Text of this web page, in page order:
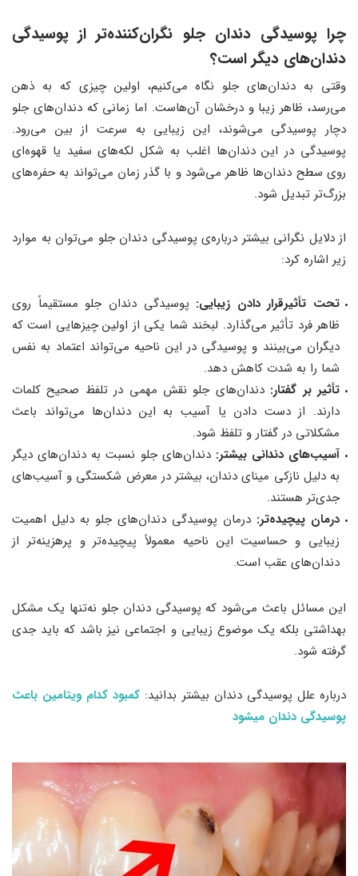
چرا پوسیدگی دندان جلو نگران‌کننده‌تر از پوسیدگی
دندان‌های دیگر است؟
وقتی به دندان‌های جلو نگاه می‌کنیم، اولین چیزی که به ذهن
می‌رسد، ظاهر زیبا و درخشان آن‌هاست. اما زمانی که دندان‌های جلو
دچار پوسیدگی می‌شوند، این زیبایی به سرعت از بین می‌رود.
پوسیدگی در این دندان‌ها اغلب به شکل لکه‌های سفید یا قهوه‌ای
روی سطح دندان‌ها ظاهر می‌شود و با گذر زمان می‌تواند به حفره‌های
بزرگ‌تر تبدیل شود.
از دلایل نگرانی بیشتر درباره‌ی پوسیدگی دندان جلو می‌توان به موارد
زیر اشاره کرد:
تحت تأثیرقرار دادن زیبایی: پوسیدگی دندان جلو مستقیماً روی
ظاهر فرد تأثیر می‌گذارد. لبخند شما یکی از اولین چیزهایی است که
دیگران می‌بینند و پوسیدگی در این ناحیه می‌تواند اعتماد به نفس
شما را به شدت کاهش دهد.
تأثیر بر گفتار: دندان‌های جلو نقش مهمی در تلفظ صحیح کلمات
دارند. از دست دادن یا آسیب به این دندان‌ها می‌تواند باعث
مشکلاتی در گفتار و تلفظ شود.
آسیب‌های دندانی بیشتر: دندان‌های جلو نسبت به دندان‌های دیگر
به دلیل نازکی مینای دندان، بیشتر در معرض شکستگی و آسیب‌های
جدی‌تر هستند.
درمان پیچیده‌تر: درمان پوسیدگی دندان‌های جلو به دلیل اهمیت
زیبایی و حساسیت این ناحیه معمولاً پیچیده‌تر و پرهزینه‌تر از
دندان‌های عقب است.
این مسائل باعث می‌شود که پوسیدگی دندان جلو نه‌تنها یک مشکل
بهداشتی بلکه یک موضوع زیبایی و اجتماعی نیز باشد که باید جدی
گرفته شود.
درباره علل پوسیدگی دندان بیشتر بدانید: کمبود کدام ویتامین باعث
پوسیدگی دندان میشود